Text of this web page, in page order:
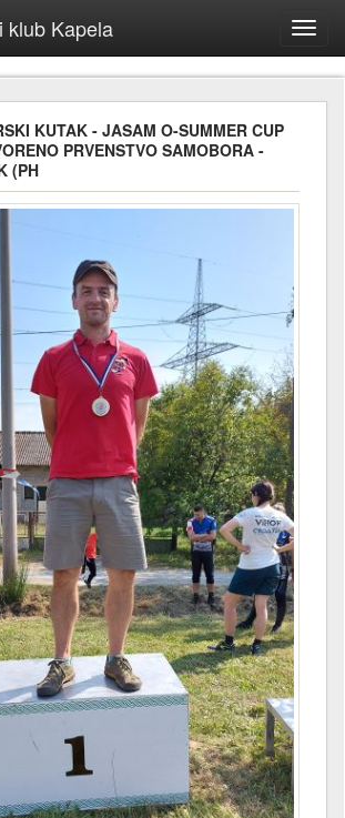
Kapela
KUTAK - JASAM O-SUMMER CUP
PRVENSTVO SAMOBORA -
(PH